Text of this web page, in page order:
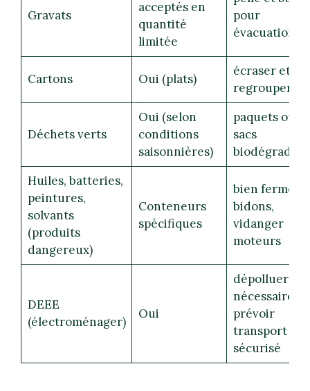
Gravats
acceptés en
quantité
limitée
pour
évacuation
Cartons Oui (plats)
écraser et
regrouper
Déchets verts
Oui (selon
conditions
saisonnières)
paquets ou
sacs
Huiles, batteries,
peintures,
solvants
(produits
dangereux)
Conteneurs
spécifiques
bien fermer
bidons,
vidanger
moteurs
DEEE
(électroménager)
Oui
dépolluer si
nécessaire,
prévoir
transport
sécurisé